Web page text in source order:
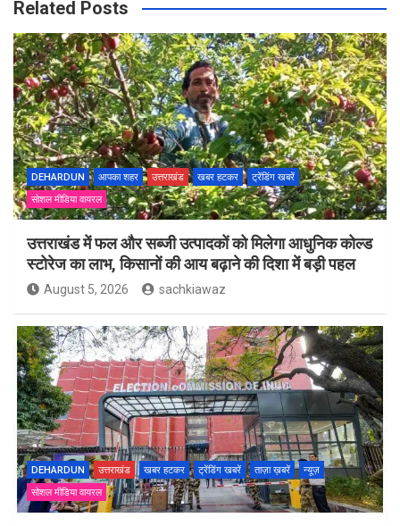
Related Posts
DEHARDUN आपका शहर उत्तराखंड खबर हटकर
ट्रेंडिंग खबरें
सोशल मीडिया वायरल
उत्तराखंड में फल और सब्जी उत्पादकों को मिलेगा आधुनिक कोल्ड
स्टोरेज का लाभ, किसानों की आय बढ़ाने की दिशा में बड़ी पहल
August 5, 2026 sachkiawaz
DEHARDUN उत्तराखंड खबर हटकर ट्रेंडिंग खबरें ताज़ा ख़बरें
न्यूज़
सोशल मीडिया वायरल